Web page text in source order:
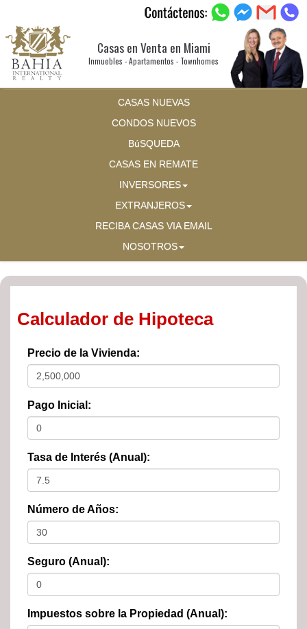
Casas en Venta en Miami
Inmuebles - Apartamentos - Townhomes
CASAS NUEVAS
CONDOS NUEVOS
BúSQUEDA
CASAS EN REMATE
INVERSORES
EXTRANJEROS
RECIBA CASAS VIA EMAIL
NOSOTROS
Calculador de Hipoteca
Precio de la Vivienda:
Pago Inicial:
Tasa de Interés (Anual):
Número de Años:
Seguro (Anual):
Impuestos sobre la Propiedad (Anual):